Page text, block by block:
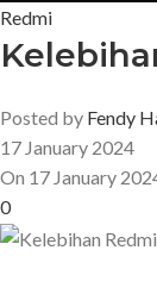
Redmi
Posted by Fendy
17 January 2024
On 17 January
0